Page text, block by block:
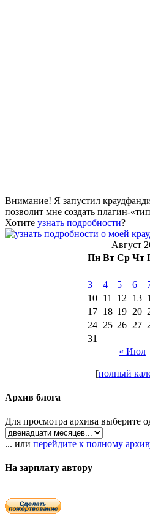
Внимание! Я запустил
позволит мне создать плагин-
Хотите узнать подробности?
Август
Пн Вт Ср Чт
3
4 5 6
10
11 12 13
17
18 19 20
24
25 26 27
31
« Июл
[полный
Архив блога
Для просмотра архива выберите
... или перейдите к полному
На зарплату автору